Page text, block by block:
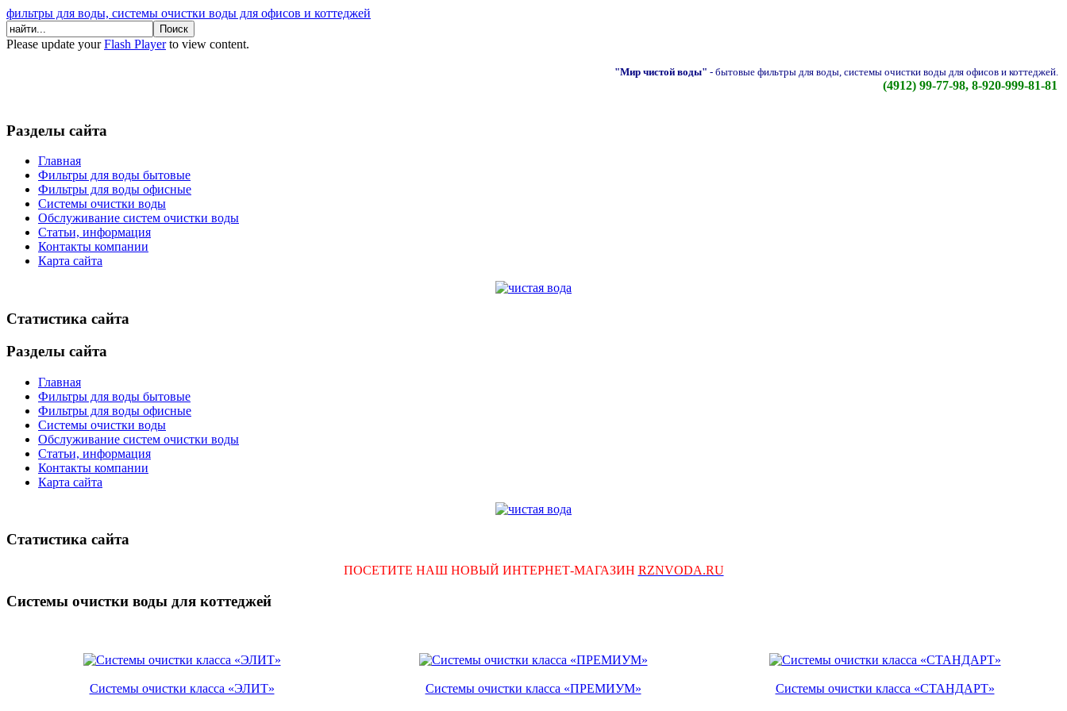
фильтры для воды, системы очистки воды для офисов и коттеджей
Please update yourFlash Playerto view content.
"Мир чистой воды" - бытовые фильтры для воды, системы очистки воды для офисов и коттеджей.
(4912) 99-77-98, 8-920-999-81-81
Разделы сайта
Главная
Фильтры для воды бытовые
Фильтры для воды офисные
Системы очистки воды
Обслуживание систем очистки воды
Статьи, информация
Контакты компании
Карта сайта
Статистика сайта
Разделы сайта
Главная
Фильтры для воды бытовые
Фильтры для воды офисные
Системы очистки воды
Обслуживание систем очистки воды
Статьи, информация
Контакты компании
Карта сайта
Статистика сайта
ПОСЕТИТЕ НАШ НОВЫЙ ИНТЕРНЕТ-МАГАЗИН RZNVODA.RU
Системы очистки воды для коттеджей
Системы очистки класса «ЭЛИТ» Системы очистки класса «ПРЕМИУМ»
Системы очистки класса «СТАНДАРТ»